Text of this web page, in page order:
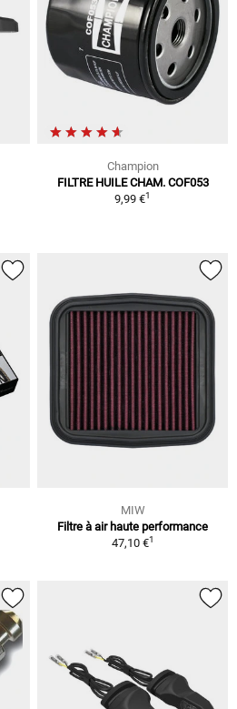
Champion
FILTRE HUILE CHAM. COF053
9,99 €1
MIW
Filtre à air haute performance
47,10 €1